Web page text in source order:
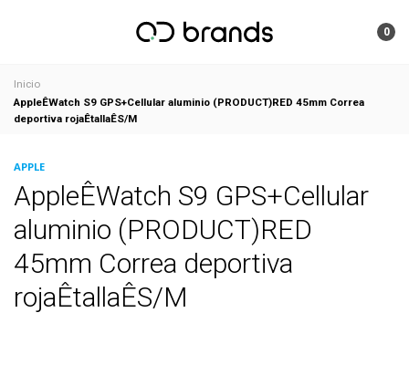
0
Inicio
AppleÊWatch S9 GPS+Cellular aluminio (PRODUCT)RED 45mm Correa
deportiva rojaÊtallaÊS/M
APPLE
AppleÊWatch S9 GPS+Cellular
aluminio (PRODUCT)RED
45mm Correa deportiva
rojaÊtallaÊS/M